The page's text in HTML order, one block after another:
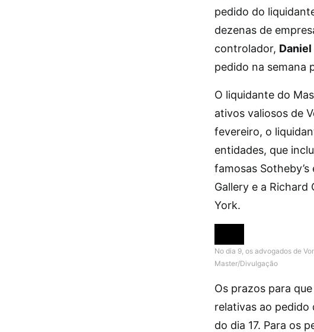
pedido do
dezenas de
controlador,
pedido na semana
O liquidante do
ativos valiosos de
fevereiro, o
entidades, que
famosas
Gallery e a
York.
No dia 9, os advogados de
Master/Divulgação
Os prazos para
relativas ao pedido
do dia 17. Para os